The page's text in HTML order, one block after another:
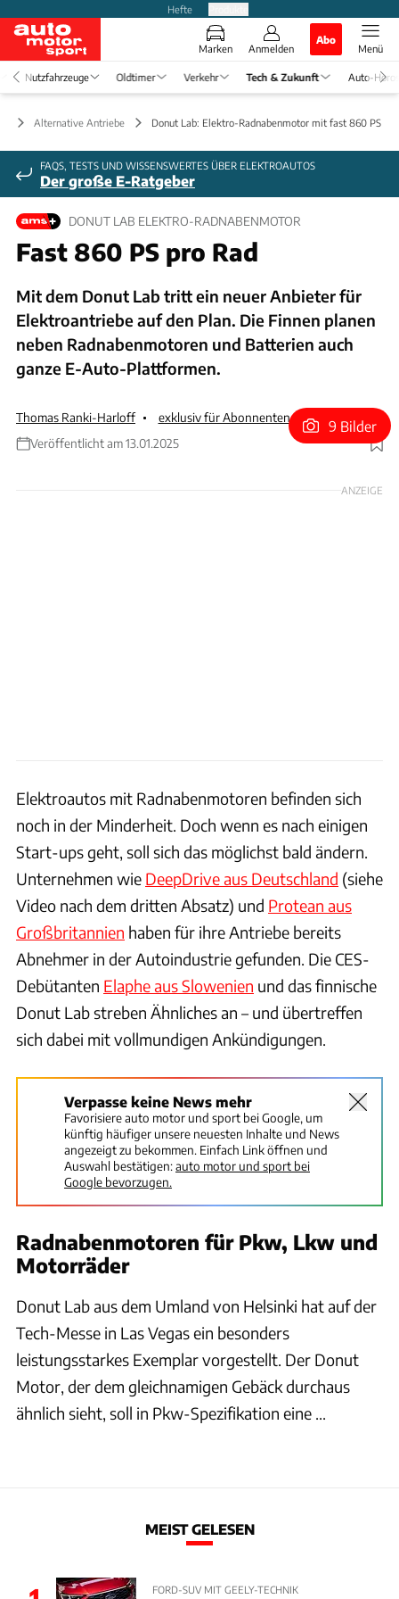
Hefte
Marken Anmelden
Abo
Menü
Nutzfahrzeuge Oldtimer Verkehr Tech & Zukunft Auto-
Alternative Antriebe Donut Lab: Elektro-Radnabenmotor mit fast 860 PS pro
FAQS, TESTS UND WISSENSWERTES ÜBER ELEKTROAUTOS
Der große E-Ratgeber
DONUT LAB ELEKTRO-RADNABENMOTOR
Fast 860 PS pro Rad
Mit dem Donut Lab tritt ein neuer Anbieter für
Elektroantriebe auf den Plan. Die Finnen planen
neben Radnabenmotoren und Batterien auch
ganze E-Auto-Plattformen.
Thomas Ranki-Harloff
exklusiv für Abonnenten
Veröffentlicht am 13.01.2025
Foto: Donut Lab
9 Bilder
ANZEIGE
Elektroautos mit Radnabenmotoren befinden sich
noch in der Minderheit. Doch wenn es nach einigen
Start-ups geht, soll sich das möglichst bald ändern.
Unternehmen wie DeepDrive aus Deutschland (siehe
Video nach dem dritten Absatz) und Protean aus
Großbritannien haben für ihre Antriebe bereits
Abnehmer in der Autoindustrie gefunden. Die CES-
Debütanten Elaphe aus Slowenien und das finnische
Donut Lab streben Ähnliches an – und übertreffen
sich dabei mit vollmundigen Ankündigungen.
Verpasse keine News mehr
Favorisiere auto motor und sport bei Google, um
künftig häufiger unsere neuesten Inhalte und News
angezeigt zu bekommen. Einfach Link öffnen und
Auswahl bestätigen:auto motor und sport bei
Google bevorzugen.
Radnabenmotoren für Pkw, Lkw und
Motorräder
Donut Lab aus dem Umland von Helsinki hat auf der
Tech-Messe in Las Vegas ein besonders
leistungsstarkes Exemplar vorgestellt. Der Donut
Motor, der dem gleichnamigen Gebäck durchaus
ähnlich sieht, soll in Pkw-Spezifikation eine ...
MEIST GELESEN
FORD-SUV MIT GEELY-TECHNIK